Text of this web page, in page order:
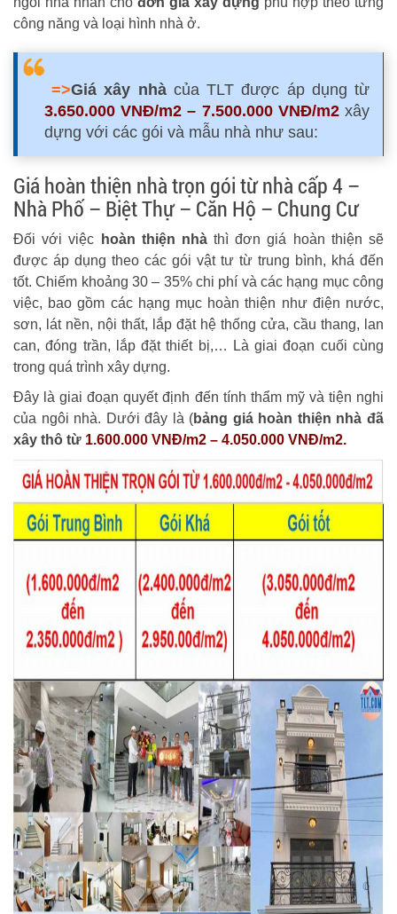
công năng và loại hình nhà ở.
=>Giá xây nhàcủa TLT được áp dụng từ
3.650.000 VNĐ/m2 – 7.500.000 VNĐ/m2 xây
dựng với các gói và mẫu nhà như sau:
Giá hoàn thiện nhà trọn gói từ nhà cấp 4 –
Nhà Phố – Biệt Thự – Căn Hộ – Chung Cư
Đối với việc hoàn thiện nhàthì đơn giá hoàn thiện sẽ
được áp dụng theo các gói vật tư từ trung bình, khá đến
tốt. Chiếm khoảng 30 – 35% chi phí và các hạng mục công
việc, bao gồm các hạng mục hoàn thiện như điện nước,
sơn, lát nền, nội thất, lắp đặt hệ thống cửa, cầu thang, lan
can, đóng trần, lắp đặt thiết bị,… Là giai đoạn cuối cùng
trong quá trình xây dựng.
Đây là giai đoạn quyết định đến tính thẩm mỹ và tiện nghi
của ngôi nhà. Dưới đây là (bảng giá hoàn thiện nhà đã
xây thô từ 1.600.000 VNĐ/m2 – 4.050.000 VNĐ/m2.